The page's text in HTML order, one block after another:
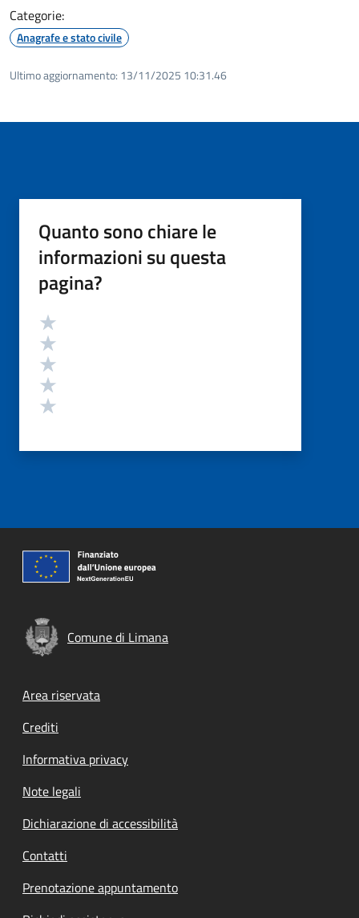
Categorie:
Anagrafe e stato civile
Ultimo aggiornamento: 13/11/2025 10:31.46
Quanto sono chiare le
informazioni su questa
pagina?
Valutazione
Comune di Limana
Footer menu
Area riservata
Crediti
Informativa privacy
Note legali
Dichiarazione di accessibilità
Contatti
Prenotazione appuntamento